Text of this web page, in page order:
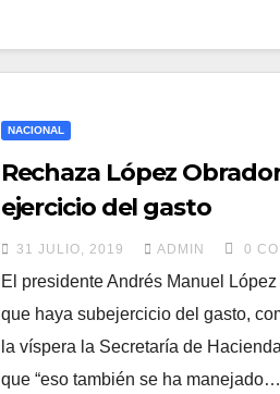
NACIONAL
Rechaza López
ejercicio del gasto
31 JULIO, 2019 ADMIN 0
El presidente Andrés Manuel
que haya subejercicio del gasto,
la víspera la Secretaría de
que “eso también se ha manejado…